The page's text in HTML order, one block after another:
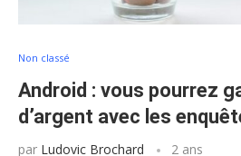
Non classé
Android : vous pourrez
d’argent avec les
par Ludovic Brochard 2 ans